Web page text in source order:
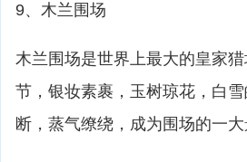
9、木兰围场
木兰围场是世界上最大的皇家
节，银妆素裹，玉树琼花，白
断，蒸气缭绕，成为围场的一大